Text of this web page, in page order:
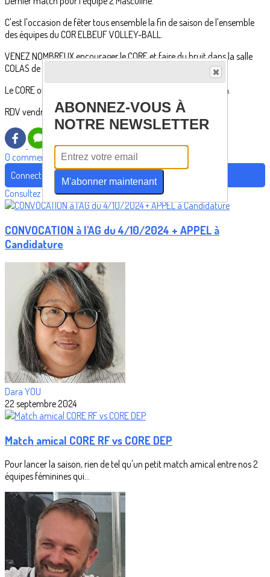
C'est l'occasion de fêter tous ensemble la fin de saison de l'ensemble
des équipes du COR ELBEUF VOLLEY-BALL.
VENEZ NOMBREUX encourager le CORE et faire du bruit dans la salle
COLAS de St aubin les Elbeuf.
Le CORE offrira un pot d'après match pour cette fin de saison.
RDV vendredi dés 20h30. Début du match 21h00
0 commentaire(s)
Connectez-vous pour laisser un commentaire
Consultez également
CONVOCATION à l'AG du 4/10/2024 + APPEL à
Candidature
Dara YOU
22 septembre 2024
Match amical CORE RF vs CORE DEP
Pour lancer la saison, rien de tel qu'un petit match amical entre nos 2
équipes féminines qui...
ABONNEZ-VOUS À
NOTRE NEWSLETTER
M'abonner maintenant